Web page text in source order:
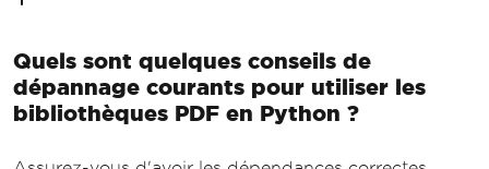
Quels sont quelques conseils de
dépannage courants pour utiliser les
bibliothèques PDF en Python ?